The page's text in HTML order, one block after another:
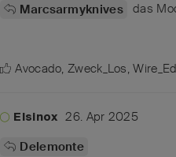
Marcsarmyknives
das
Avocado,Zweck_Los,
Elsinox
26. Apr 2025
Delemonte